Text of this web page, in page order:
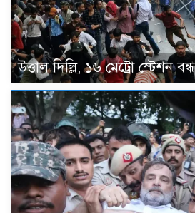
উত্তাল দিল্লি, ১৬ মেট্রো স্টেশন বন্ধ